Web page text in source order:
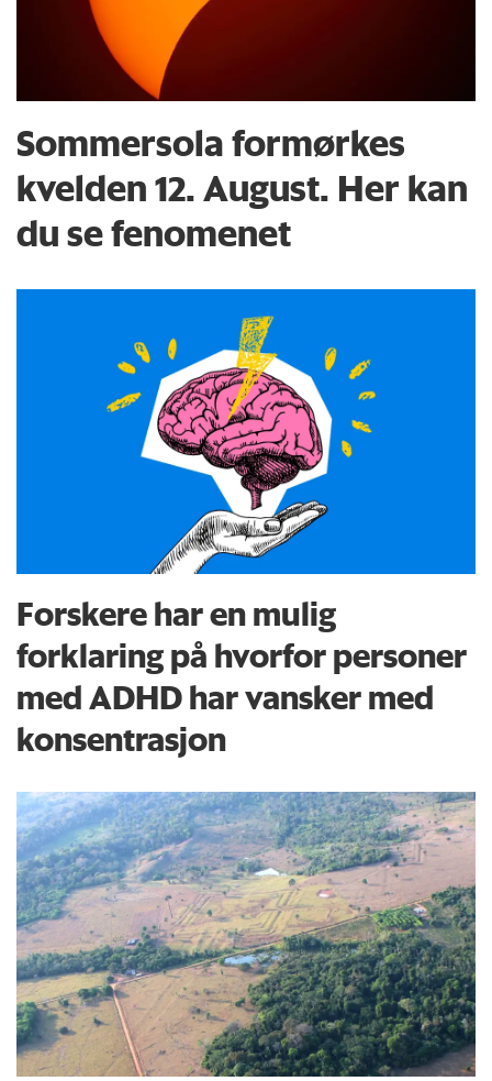
Sommersola formørkes
kvelden 12. August. Her kan
du se fenomenet
Forskere har en mulig
forklaring på hvorfor personer
med ADHD har vansker med
konsentrasjon